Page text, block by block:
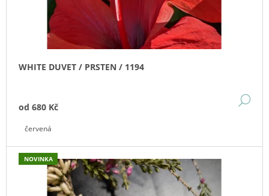
WHITE DUVET / PRSTEN / 1194
od 680 Kč
červená
NOVINKA